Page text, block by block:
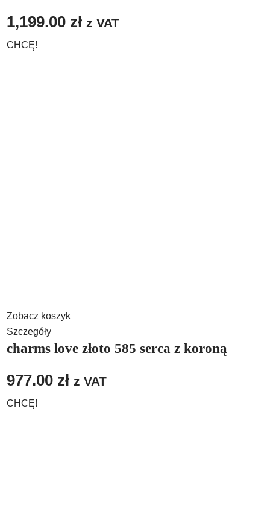
1,199.00 zł z VAT
CHCĘ!
Zobacz koszyk
Szczegóły
charms love złoto 585 serca z koroną
977.00 zł z VAT
CHCĘ!